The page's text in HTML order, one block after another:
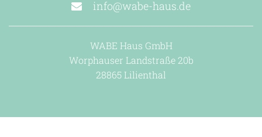
info@wabe-haus.de
WABE Haus GmbH
Worphauser Landstraße 20b
28865 Lilienthal